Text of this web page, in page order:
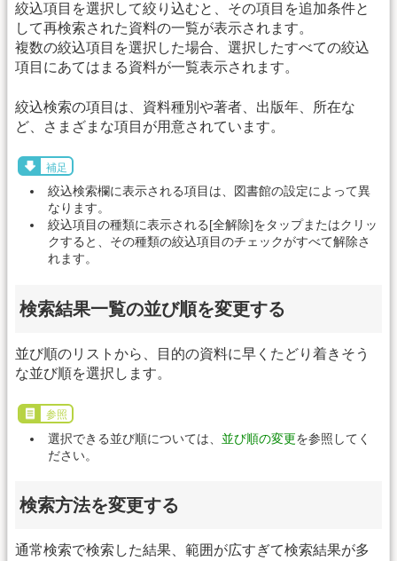
絞込項目を選択して絞り込むと、その項目を追加条件と
して再検索された資料の一覧が表示されます。
複数の絞込項目を選択した場合、選択したすべての絞込
項目にあてはまる資料が一覧表示されます。
絞込検索の項目は、資料種別や著者、出版年、所在な
ど、さまざまな項目が用意されています。
補足
絞込検索欄に表示される項目は、図書館の設定によって異
なります。
絞込項目の種類に表示される[全解除]をタップまたはクリッ
クすると、その種類の絞込項目のチェックがすべて解除さ
れます。
検索結果一覧の並び順を変更する
並び順のリストから、目的の資料に早くたどり着きそう
な並び順を選択します。
参照
選択できる並び順については、 並び順の変更を参照してく
ださい。
検索方法を変更する
通常検索で検索した結果、範囲が広すぎて検索結果が多